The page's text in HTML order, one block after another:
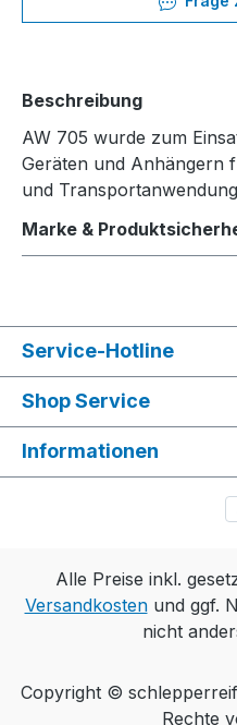
Beschreibung
AW 705 wurde zum
Geräten und Anhängern
und
Marke &
Service-Hotline
Shop Service
Informationen
Alle Preise inkl.
Versandkostenund ggf.
nicht
Copyright ©
Rechte